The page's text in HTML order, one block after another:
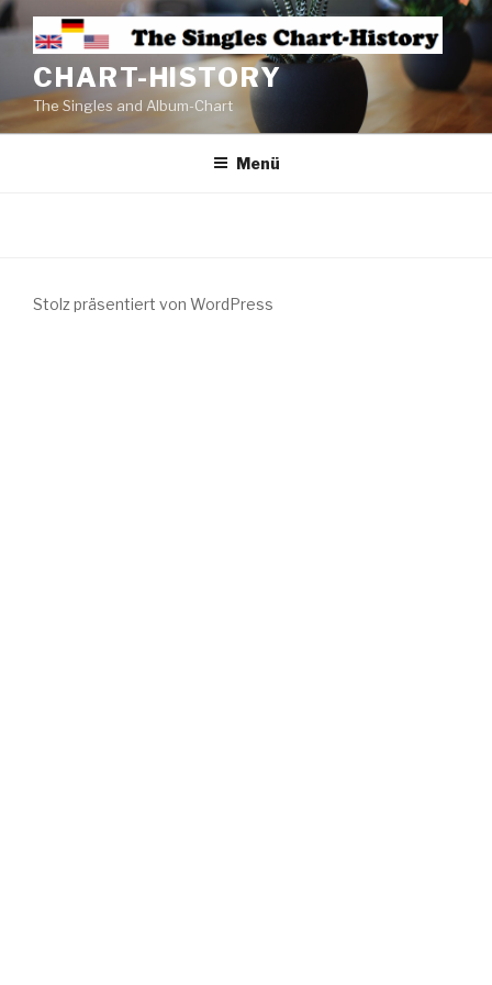
CHART-HISTORY
The Singles and Album-Chart
Menü
Stolz präsentiert von WordPress